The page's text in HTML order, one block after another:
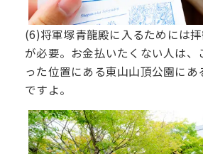
(6)将軍塚青龍殿に入るためには拝
が必要。お金払いたくない人は、
った位置にある東山山頂公園にあ
ですよ。